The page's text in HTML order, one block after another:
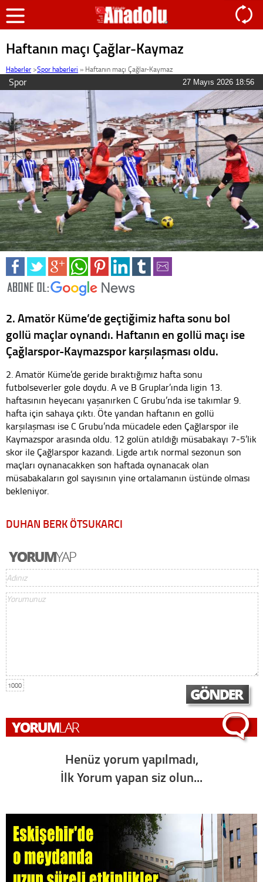
Haftanın maçı Çağlar-Kaymaz
Haberler >Spor haberleri » Haftanın maçı Çağlar-Kaymaz
Spor 27 Mayıs 2026 18:56
2. Amatör Küme’de geçtiğimiz hafta sonu bol
gollü maçlar oynandı. Haftanın en gollü maçı ise
Çağlarspor-Kaymazspor karşılaşması oldu.
2. Amatör Küme’de geride bıraktığımız hafta sonu
futbolseverler gole doydu. A ve B Gruplar’ında ligin 13.
haftasının heyecanı yaşanırken C Grubu’nda ise takımlar 9.
hafta için sahaya çıktı. Öte yandan haftanın en gollü
karşılaşması ise C Grubu’nda mücadele eden Çağlarspor ile
Kaymazspor arasında oldu. 12 golün atıldığı müsabakayı 7-5’lik
skor ile Çağlarspor kazandı. Ligde artık normal sezonun son
maçları oynanacakken son haftada oynanacak olan
müsabakaların gol sayısının yine ortalamanın üstünde olması
bekleniyor.
DUHAN BERK ÖTSUKARCI
1000
Henüz yorum yapılmadı,
İlk Yorum yapan siz olun...